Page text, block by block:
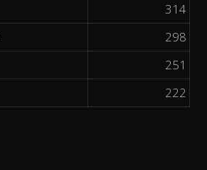
314
298
251
222